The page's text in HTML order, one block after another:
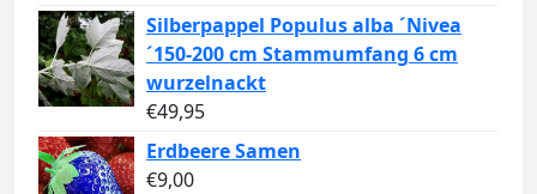
Silberpappel Populus alba ´Nivea
´150-200 cm Stammumfang 6 cm
wurzelnackt
€49,95
Erdbeere Samen
€9,00